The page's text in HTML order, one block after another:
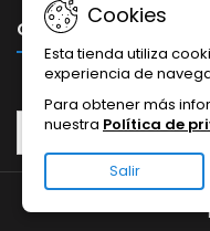
CONTACTO
Cookies
Esta tienda utiliza
experiencia de
Para obtener más
nuestra Política de
Salir
© Copyright 2026